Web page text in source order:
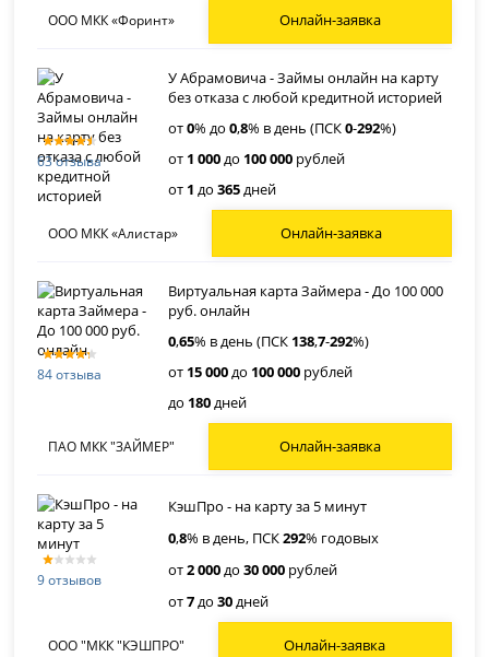
ООО МКК «Форинт» Онлайн-заявка
63 отзыва
У Абрамовича - Займы онлайн на карту
без отказа с любой кредитной историей
от0% до0,8% в день (ПСК0-292%)
от 1 000до 100 000 рублей
от 1 до365дней
ООО МКК «Алистар» Онлайн-заявка
84 отзыва
Виртуальная карта Займера - До 100 000
руб. онлайн
0,65% в день (ПСК 138,7-292%)
от 15 000до 100 000 рублей
до 180дней
ПАО МКК "ЗАЙМЕР" Онлайн-заявка
9 отзывов
КэшПро - на карту за 5 минут
0,8% в день, ПСК292% годовых
от2 000до30 000 рублей
от7до30дней
ООО "МКК "КЭШПРО" Онлайн-заявка